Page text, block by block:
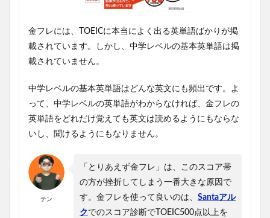
金フレには、TOEICに本当によく出る英単語ばかりが掲
載されています。しかし、中学レベルの基本英単語は掲
載されていません。
中学レベルの基本英単語はどんな英文にも頻出です。よ
って、中学レベルの英単語がわからなければ、金フレの
英単語をどれだけ覚えても英文は読めるようにもならな
いし、聞けるようにもなりません。
テン
「とりあえず金フレ」は、このスコア帯
の方が挫折してしまう一番大きな原因で
す。金フレを使って良いのは、 Santaアル
ク でのスコア診断でTOEIC500点以上を